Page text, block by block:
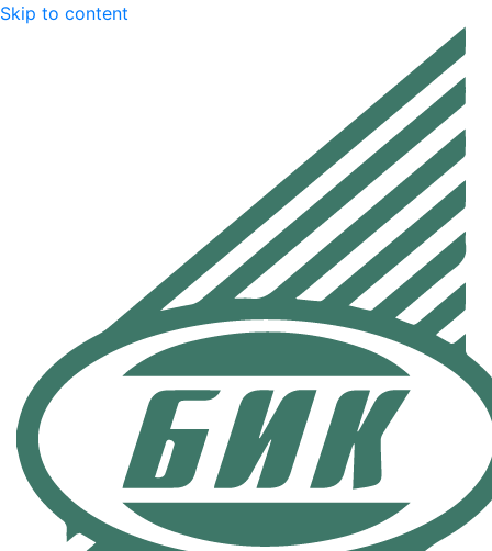
Skip to content